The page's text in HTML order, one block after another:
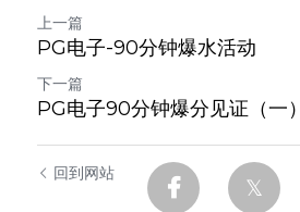
上一篇
PG电子-90分钟爆水活动
下一篇
PG电子90分钟爆分见证（一
回到网站